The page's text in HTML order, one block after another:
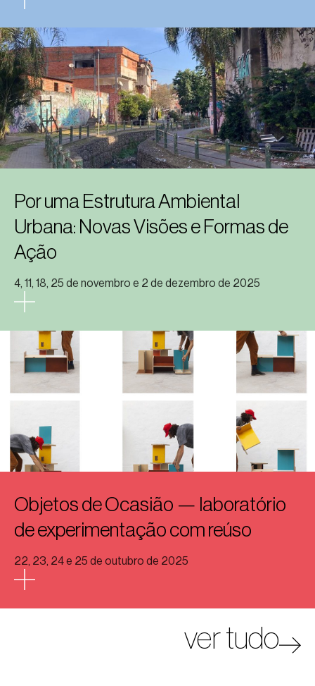
Por uma Estrutura Ambiental
Urbana: Novas Visões e Formas de
Ação
4, 11, 18, 25 de novembro e 2 de dezembro de 2025
Objetos de Ocasião — laboratório
de experimentação com reúso
22, 23, 24 e 25 de outubro de 2025
ver tudo